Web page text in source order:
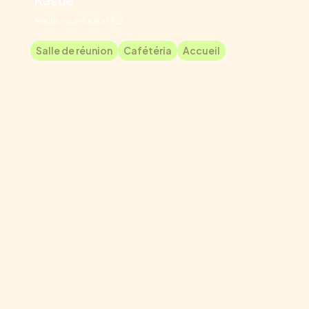
Neuilly-sur-Seine (92)
Salle de réunion Cafétéria Accueil